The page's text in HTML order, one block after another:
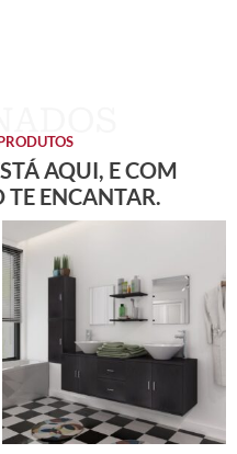
AQUI, E COM
TE ENCANTAR.